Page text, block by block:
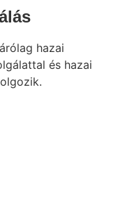
hazai
és hazai